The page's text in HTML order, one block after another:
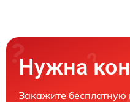
Нужна
Закажите бесплатную